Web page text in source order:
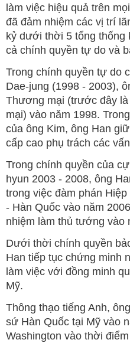
làm việc hiệu quả trên
đã đảm nhiệm các vị trí
kỷ dưới thời 5 tổng thống
cả chính quyền tự do và
Trong chính quyền tự do
Dae-jung (1998 - 2003),
Thương mại (trước đây
mại) vào năm 1998.
của ông Kim, ông Han
cấp cao phụ trách các
Trong chính quyền của
hyun 2003 - 2008, ông
trong việc đàm phán
- Hàn Quốc vào năm
nhiệm làm thủ tướng vào
Dưới thời chính quyền
Han tiếp tục chứng minh
làm việc với đồng minh
Mỹ.
Thông thạo tiếng Anh,
sứ Hàn Quốc tại Mỹ vào
Washington vào thời